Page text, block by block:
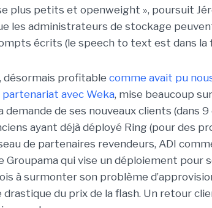
plus petits et openweight », poursuit
les administrateurs de stockage
écrits (le speech to text est dans la
désormais profitable comme avait pu
avec Weka, mise beaucoup
demande de ses nouveaux clients (dans
ayant déjà déployé Ring (pour des
de partenaires revendeurs, ADI
Groupama qui vise un déploiement pour
à surmonter son problème
drastique du prix de la flash. Un retour